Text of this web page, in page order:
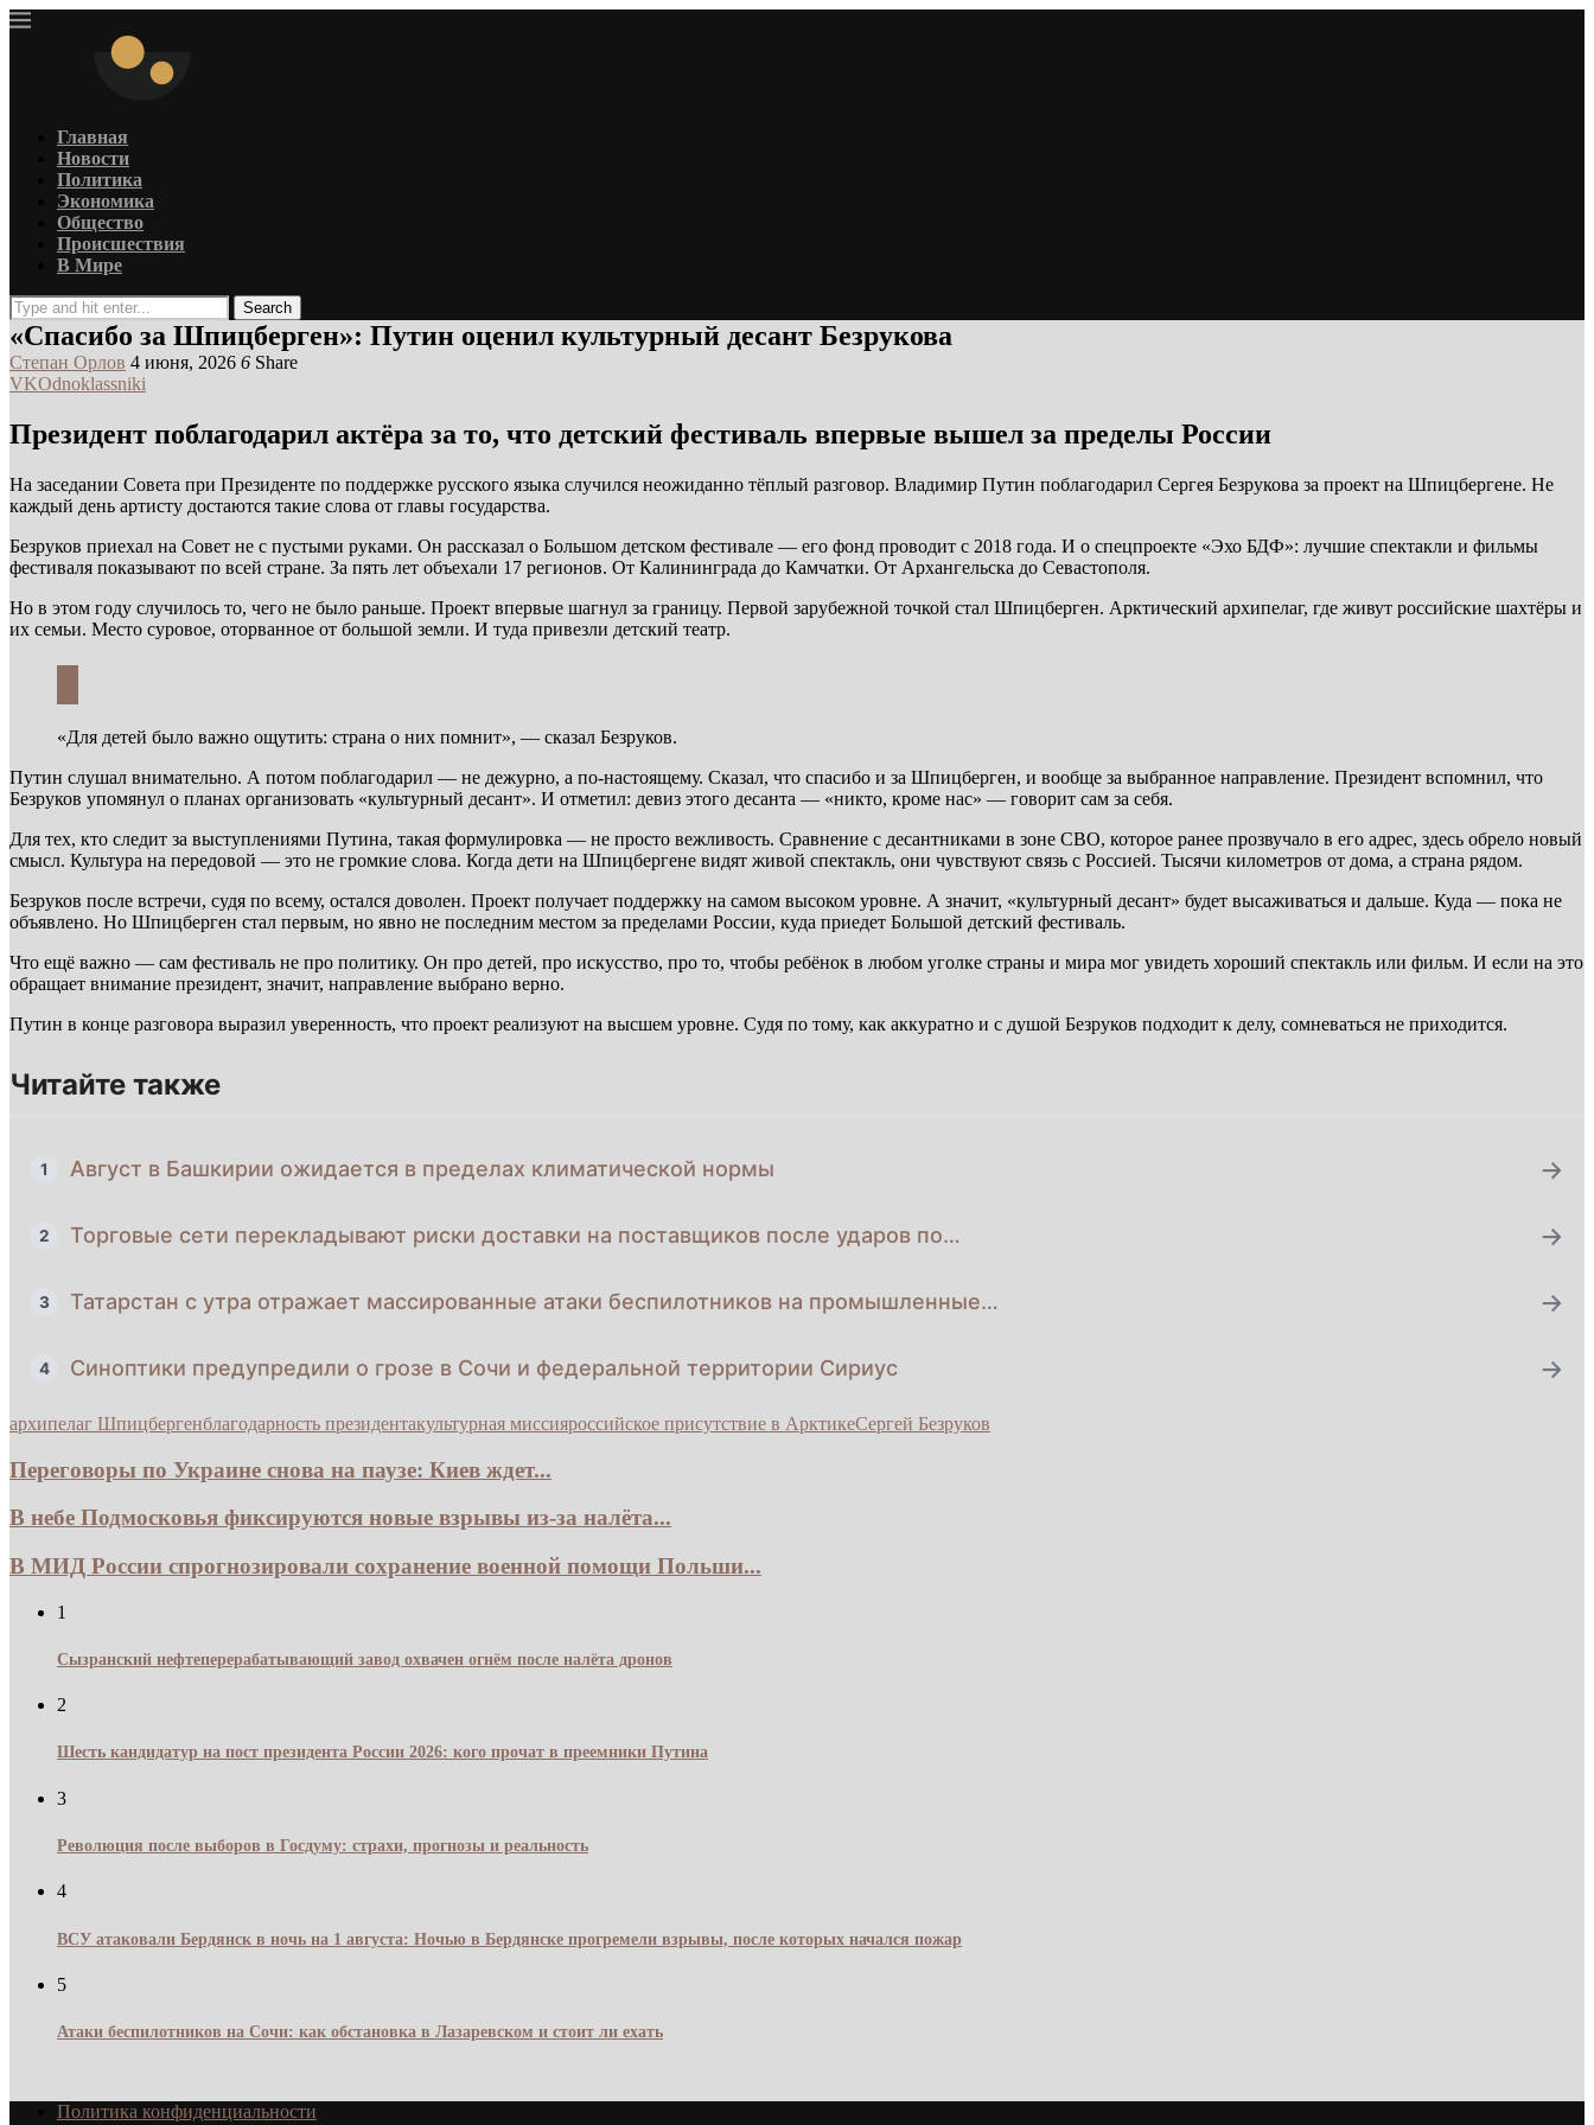
Главная
Новости
Политика
Экономика
Общество
Происшествия
В Мире
Search
«Спасибо за Шпицберген»: Путин оценил культурный десант Безрукова
Степан Орлов 4 июня, 2026 6 Share
VKOdnoklassniki
Президент поблагодарил актёра за то, что детский фестиваль впервые вышел за пределы России
На заседании Совета при Президенте по поддержке русского языка случился неожиданно тёплый разговор. Владимир Путин поблагодарил Сергея Безрукова за проект на Шпицбергене. Не
каждый день артисту достаются такие слова от главы государства.
Безруков приехал на Совет не с пустыми руками. Он рассказал о Большом детском фестивале — его фонд проводит с 2018 года. И о спецпроекте «Эхо БДФ»: лучшие спектакли и фильмы
фестиваля показывают по всей стране. За пять лет объехали 17 регионов. От Калининграда до Камчатки. От Архангельска до Севастополя.
Но в этом году случилось то, чего не было раньше. Проект впервые шагнул за границу. Первой зарубежной точкой стал Шпицберген. Арктический архипелаг, где живут российские шахтёры и
их семьи. Место суровое, оторванное от большой земли. И туда привезли детский театр.
«Для детей было важно ощутить: страна о них помнит», — сказал Безруков.
Путин слушал внимательно. А потом поблагодарил — не дежурно, а по-настоящему. Сказал, что спасибо и за Шпицберген, и вообще за выбранное направление. Президент вспомнил, что
Безруков упомянул о планах организовать «культурный десант». И отметил: девиз этого десанта — «никто, кроме нас» — говорит сам за себя.
Для тех, кто следит за выступлениями Путина, такая формулировка — не просто вежливость. Сравнение с десантниками в зоне СВО, которое ранее прозвучало в его адрес, здесь обрело новый
смысл. Культура на передовой — это не громкие слова. Когда дети на Шпицбергене видят живой спектакль, они чувствуют связь с Россией. Тысячи километров от дома, а страна рядом.
Безруков после встречи, судя по всему, остался доволен. Проект получает поддержку на самом высоком уровне. А значит, «культурный десант» будет высаживаться и дальше. Куда — пока не
объявлено. Но Шпицберген стал первым, но явно не последним местом за пределами России, куда приедет Большой детский фестиваль.
Что ещё важно — сам фестиваль не про политику. Он про детей, про искусство, про то, чтобы ребёнок в любом уголке страны и мира мог увидеть хороший спектакль или фильм. И если на это
обращает внимание президент, значит, направление выбрано верно.
Путин в конце разговора выразил уверенность, что проект реализуют на высшем уровне. Судя по тому, как аккуратно и с душой Безруков подходит к делу, сомневаться не приходится.
Читайте также
1 Август в Башкирии ожидается в пределах климатической нормы →
2 Торговые сети перекладывают риски доставки на поставщиков после ударов по… →
3 Татарстан с утра отражает массированные атаки беспилотников на промышленные… →
4 Синоптики предупредили о грозе в Сочи и федеральной территории Сириус →
архипелаг Шпицбергенблагодарность президентакультурная миссияроссийское присутствие в АрктикеСергей Безруков
Переговоры по Украине снова на паузе: Киев ждет...
В небе Подмосковья фиксируются новые взрывы из-за налёта...
В МИД России спрогнозировали сохранение военной помощи Польши...
1
Сызранский нефтеперерабатывающий завод охвачен огнём после налёта дронов
2
Шесть кандидатур на пост президента России 2026: кого прочат в преемники Путина
3
Революция после выборов в Госдуму: страхи, прогнозы и реальность
4
ВСУ атаковали Бердянск в ночь на 1 августа: Ночью в Бердянске прогремели взрывы, после которых начался пожар
5
Атаки беспилотников на Сочи: как обстановка в Лазаревском и стоит ли ехать
Политика конфиденциальности